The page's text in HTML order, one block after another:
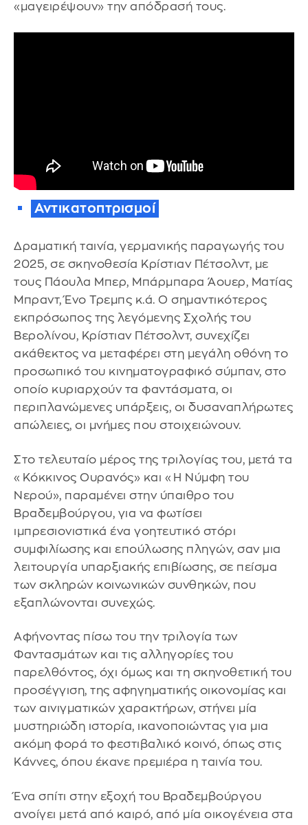
«μαγειρέψουν» την απόδρασή τους.
Αντικατοπτρισμοί
Δραματική ταινία, γερμανικής παραγωγής του
2025, σε σκηνοθεσία Κρίστιαν Πέτσολντ, με
τους Πάουλα Μπερ, Μπάρμπαρα Άουερ, Ματίας
Μπραντ, Ένο Τρεμπς κ.ά. Ο σημαντικότερος
εκπρόσωπος της λεγόμενης Σχολής του
Βερολίνου, Κρίστιαν Πέτσολντ, συνεχίζει
ακάθεκτος να μεταφέρει στη μεγάλη οθόνη το
προσωπικό του κινηματογραφικό σύμπαν, στο
οποίο κυριαρχούν τα φαντάσματα, οι
περιπλανώμενες υπάρξεις, οι δυσαναπλήρωτες
απώλειες, οι μνήμες που στοιχειώνουν.
Στο τελευταίο μέρος της τριλογίας του, μετά τα
«Κόκκινος Ουρανός» και «Η Νύμφη του
Νερού», παραμένει στην ύπαιθρο του
Βραδεμβούργου, για να φωτίσει
ιμπρεσιονιστικά ένα γοητευτικό στόρι
συμφιλίωσης και επούλωσης πληγών, σαν μια
λειτουργία υπαρξιακής επιβίωσης, σε πείσμα
των σκληρών κοινωνικών συνθηκών, που
εξαπλώνονται συνεχώς.
Αφήνοντας πίσω του την τριλογία των
Φαντασμάτων και τις αλληγορίες του
παρελθόντος, όχι όμως και τη σκηνοθετική του
προσέγγιση, της αφηγηματικής οικονομίας και
των αινιγματικών χαρακτήρων, στήνει μία
μυστηριώδη ιστορία, ικανοποιώντας για μια
ακόμη φορά το φεστιβαλικό κοινό, όπως στις
Κάννες, όπου έκανε πρεμιέρα η ταινία του.
Ένα σπίτι στην εξοχή του Βραδεμβούργου
ανοίγει μετά από καιρό, από μία οικογένεια στα